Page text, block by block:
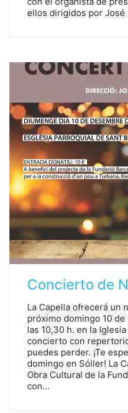
ellos dirigidos por José
Concierto de
La Capella ofrecerá un
próximo domingo 10
las 10,30 h. en la
concierto con
puedes perder. ¡Te
domingo en Sóller! La
Obra Cultural de la
con…